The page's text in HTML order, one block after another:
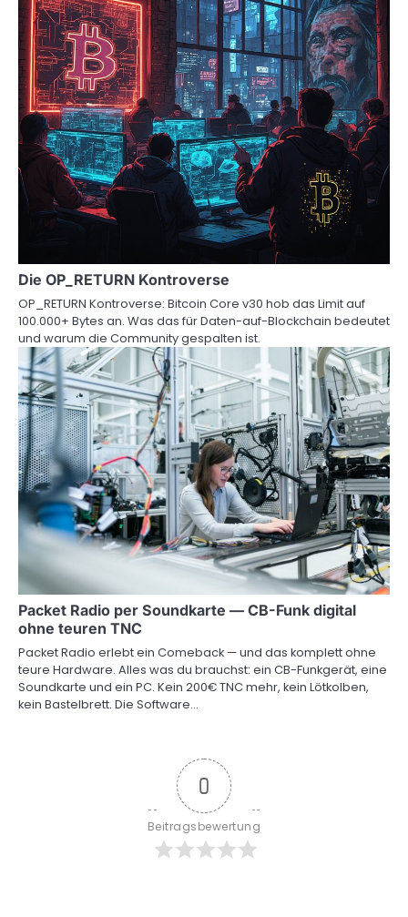
Die OP_RETURN Kontroverse
OP_RETURN Kontroverse: Bitcoin Core v30 hob das Limit auf
100.000+ Bytes an. Was das für Daten-auf-Blockchain bedeutet
und warum die Community gespalten ist.
Packet Radio per Soundkarte — CB-Funk digital
ohne teuren TNC
Packet Radio erlebt ein Comeback — und das komplett ohne
teure Hardware. Alles was du brauchst: ein CB-Funkgerät, eine
Soundkarte und ein PC. Kein 200€ TNC mehr, kein Lötkolben,
kein Bastelbrett. Die Software…
0
Beitragsbewertung